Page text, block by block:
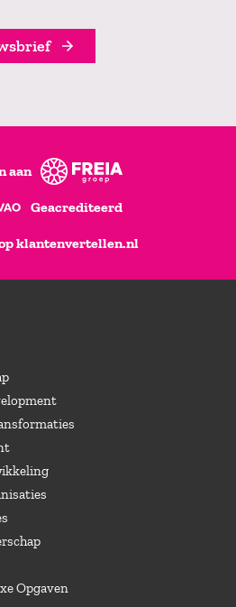
aan
Geacrediteerd
klantenvertellen.nl
Opgaven